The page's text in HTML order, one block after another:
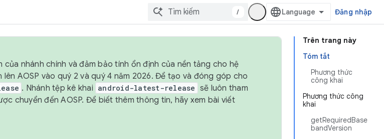
/ Đăng nhập
Trên trang này
Tóm tắt
Phương thức
công khai
Phương thức công
khai
getRequiredBase
bandVersion
nhánh chính và đảm bảo tính ổn định của nền tảng cho hệ
AOSP vào quý 2 và quý 4 năm 2026. Để tạo và đóng góp cho
. Nhánh tệp kê khai android-latest-release sẽ luôn tham
chuyển đến AOSP. Để biết thêm thông tin, hãy xem bài viết